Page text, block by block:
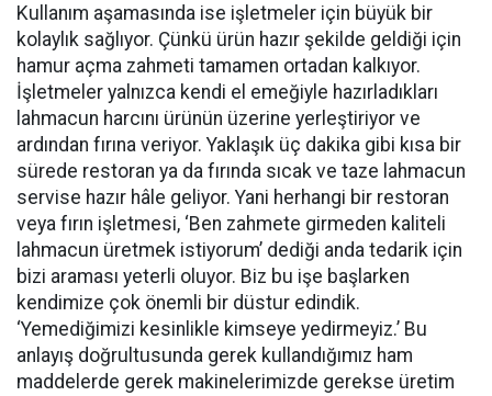
Kullanım aşamasında ise işletmeler için büyük bir
kolaylık sağlıyor. Çünkü ürün hazır şekilde geldiği için
hamur açma zahmeti tamamen ortadan kalkıyor.
İşletmeler yalnızca kendi el emeğiyle hazırladıkları
lahmacun harcını ürünün üzerine yerleştiriyor ve
ardından fırına veriyor. Yaklaşık üç dakika gibi kısa bir
sürede restoran ya da fırında sıcak ve taze lahmacun
servise hazır hâle geliyor. Yani herhangi bir restoran
veya fırın işletmesi, ‘Ben zahmete girmeden kaliteli
lahmacun üretmek istiyorum’ dediği anda tedarik için
bizi araması yeterli oluyor. Biz bu işe başlarken
kendimize çok önemli bir düstur edindik.
‘Yemediğimizi kesinlikle kimseye yedirmeyiz.’ Bu
anlayış doğrultusunda gerek kullandığımız ham
maddelerde gerek makinelerimizde gerekse üretim